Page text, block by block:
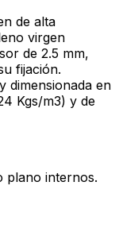
de alta
virgen
de 2.5 mm,
fijación.
dimensionada en
Kgs/m3) y de
plano internos.